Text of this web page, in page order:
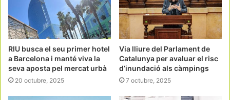
RIU busca el seu primer hotel
a Barcelona i manté viva la
seva aposta pel mercat urbà
20 octubre, 2025
Via lliure del Parlament de
Catalunya per avaluar el risc
d’inundació als càmpings
7 octubre, 2025